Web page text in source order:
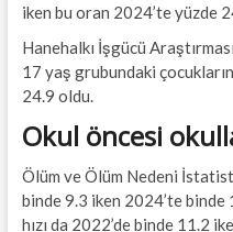
iken bu oran 2024’te yüzde
Hanehalkı İşgücü
17 yaş grubundaki
24.9 oldu.
Okul öncesi
Ölüm ve Ölüm Nedeni
binde 9.3 iken 2024’te binde
hızı da 2022’de binde 11.2